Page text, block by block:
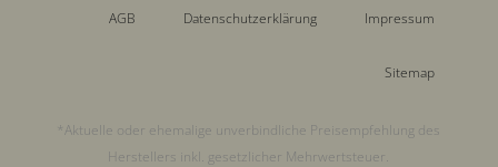
AGB Datenschutzerklärung Impressum
Sitemap
*Aktuelle oder ehemalige unverbindliche Preisempfehlung des
Herstellers inkl. gesetzlicher Mehrwertsteuer.